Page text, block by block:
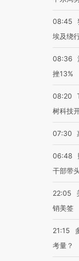
08:45
埃及绕
08:36
挫13%
08:20
树科技
07:30
06:48
干部带
22:05
销美签
21:15
考量？